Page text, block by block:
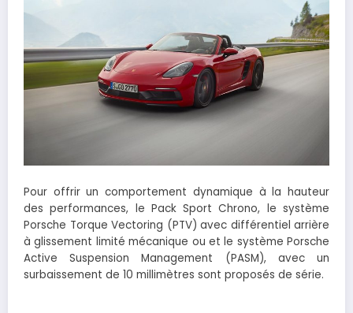
Pour offrir un comportement dynamique à la hauteur
des performances, le Pack Sport Chrono, le système
Porsche Torque Vectoring (PTV) avec différentiel arrière
à glissement limité mécanique ou et le système Porsche
Active Suspension Management (PASM), avec un
surbaissement de 10 millimètres sont proposés de série.